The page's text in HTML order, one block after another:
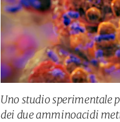
Uno studio sperimentale
dei due amminoacidi